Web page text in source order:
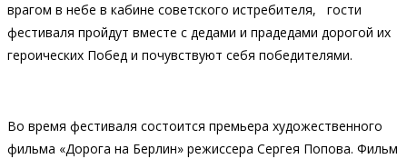
врагом в небе в кабине советского истребителя, гости
фестиваля пройдут вместе с дедами и прадедами дорогой их
героических Побед и почувствуют себя победителями.
Во время фестиваля состоится премьера художественного
фильма «Дорога на Берлин» режиссера Сергея Попова. Фильм